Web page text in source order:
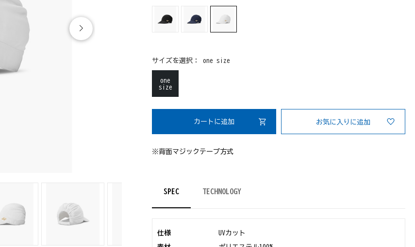
サイズを選択：one size
one
size
カートに追加 お気に入りに追加
※背面マジックテープ方式
SPEC TECHNOLOGY
仕様 UVカット